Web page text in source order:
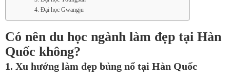
4. Đại học Gwangju
Có nên du học ngành làm đẹp tại Hàn
Quốc không?
1. Xu hướng làm đẹp bủng nổ tại Hàn Quốc